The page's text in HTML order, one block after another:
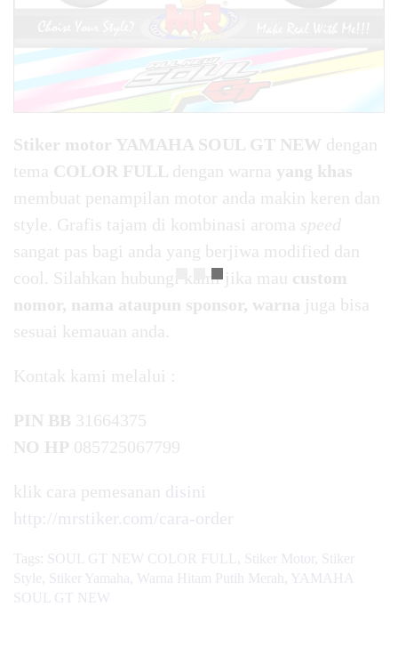
Stiker motor YAMAHA SOUL GT NEW dengan
tema COLOR FULL dengan warna yang khas
membuat penampilan motor anda makin keren dan
style. Grafis tajam di kombinasi aroma speed
sangat pas bagi anda yang berjiwa modified dan
cool. Silahkan hubungi kami jika mau custom
nomor, nama ataupun sponsor, warna juga bisa
sesuai kemauan anda.
Kontak kami melalui :
PIN BB 31664375
NO HP 085725067799
klik cara pemesanan disini
http://mrstiker.com/cara-order
Tags: SOUL GT NEW COLOR FULL Stiker Motor
Stiker
Style
Stiker Yamaha Warna Hitam Putih Merah
YAMAHA
SOUL GT NEW